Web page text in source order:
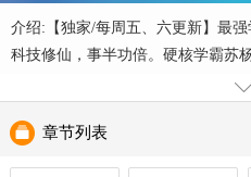
介绍:【独家/每周五、六更新】最
科技修仙，事半功倍。硬核学霸苏
章节列表